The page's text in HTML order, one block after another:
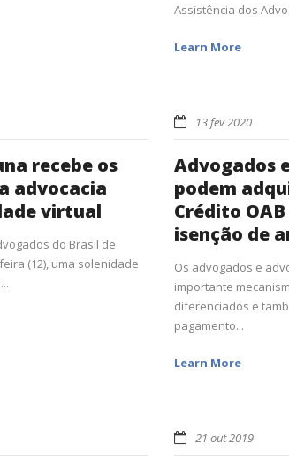
Assistência dos
Learn More
recebe os
advocacia
virtual
do Brasil de
(12), uma solenidade
13 fev 2020
Advogados
podem
Crédito
isenção de
Os advogados e
importante
diferenciados e
pagamento...
Learn More
21 out 2019